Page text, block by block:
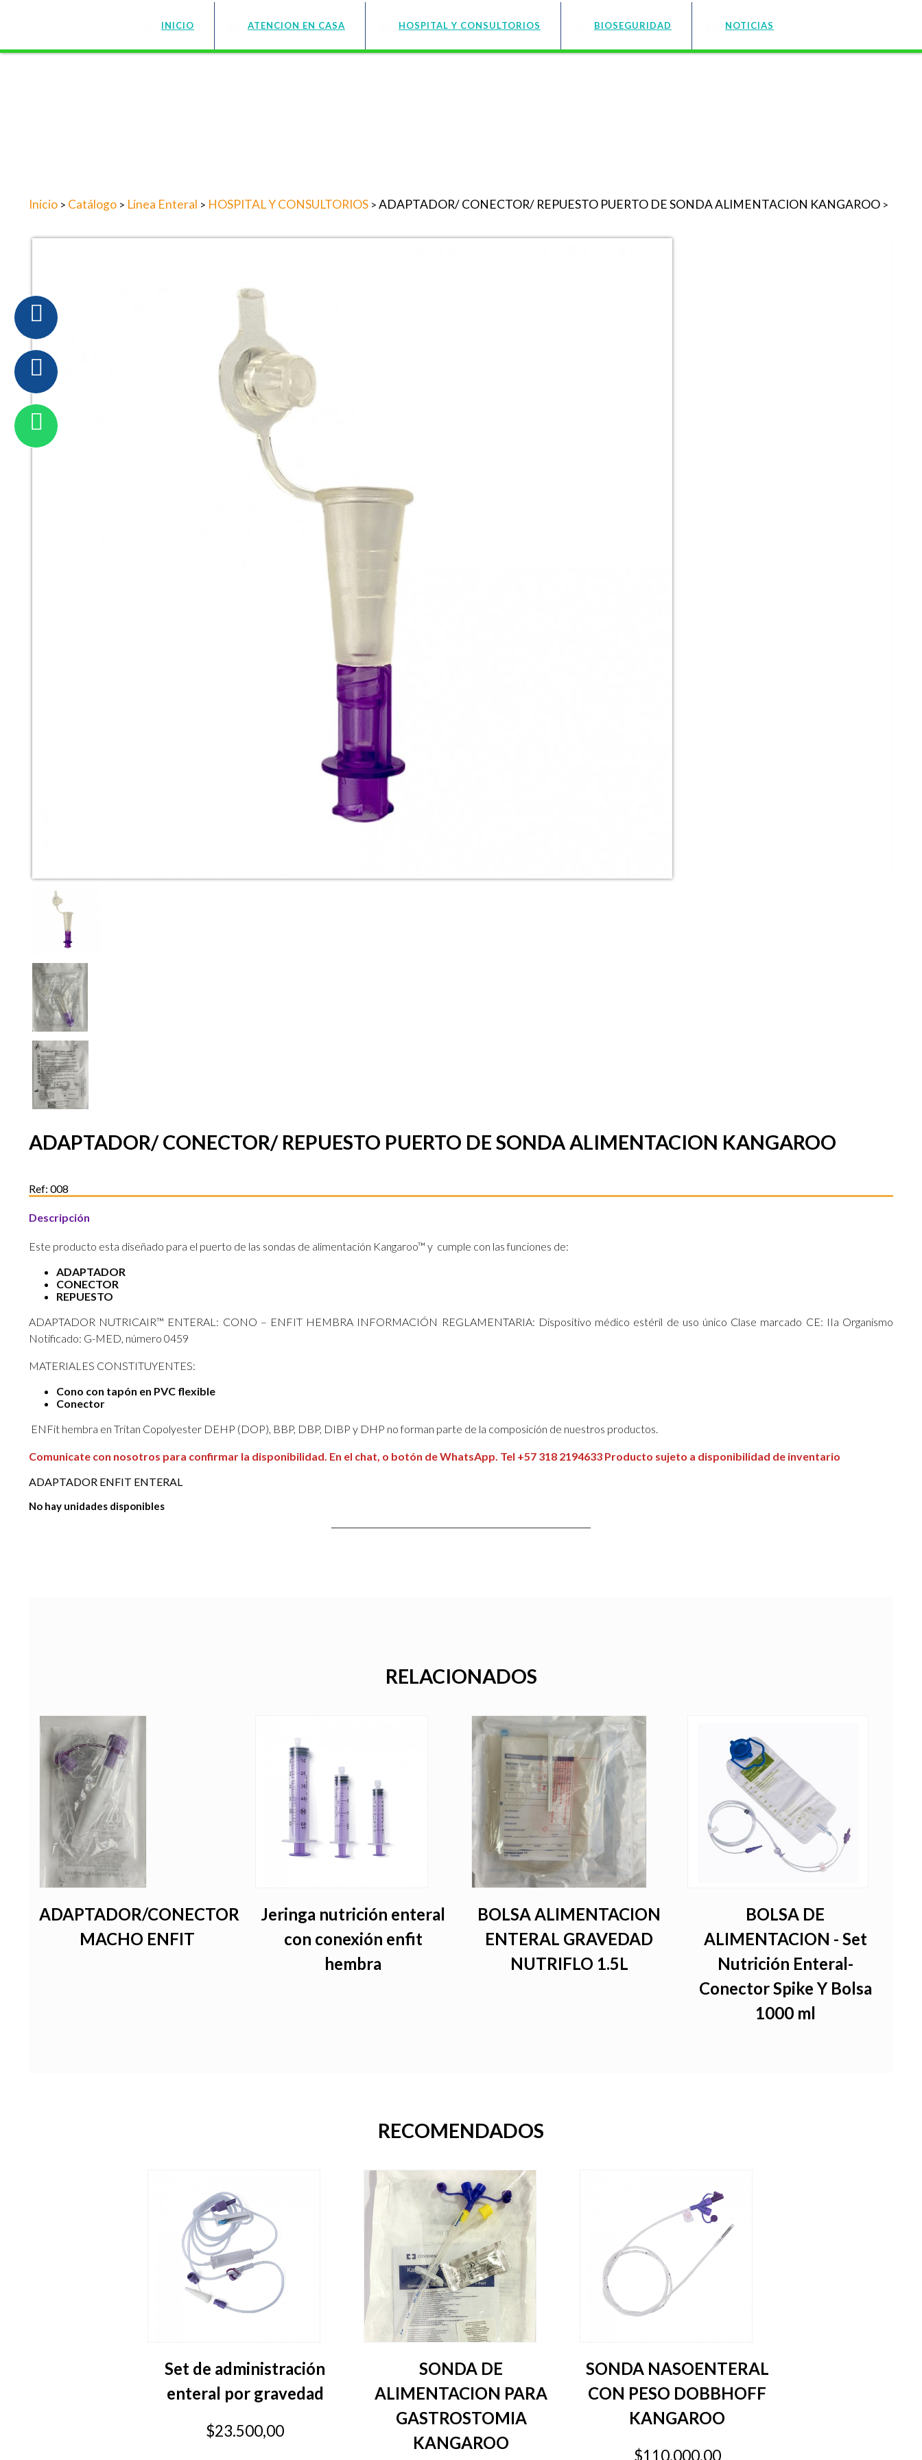
INICIO ATENCION EN CASA HOSPITAL Y CONSULTORIOS BIOSEGURIDAD NOTICIAS
Inicio > Catálogo > Linea Enteral > HOSPITAL Y CONSULTORIOS > ADAPTADOR/ CONECTOR/ REPUESTO PUERTO DE SONDA ALIMENTACION KANGAROO >
ADAPTADOR/ CONECTOR/ REPUESTO PUERTO DE SONDA ALIMENTACION KANGAROO
Ref: 008
Descripción
Este producto esta diseñado para el puerto de las sondas de alimentación Kangaroo™ y cumple con las funciones de:
ADAPTADOR
CONECTOR
REPUESTO
ADAPTADOR NUTRICAIR™ ENTERAL: CONO – ENFIT HEMBRA INFORMACIÓN REGLAMENTARIA: Dispositivo médico estéril de uso único Clase marcado CE: IIa Organismo
Notificado: G-MED, número 0459
MATERIALES CONSTITUYENTES:
Cono con tapón en PVC flexible
Conector
ENFit hembra en Tritan Copolyester DEHP (DOP), BBP, DBP, DIBP y DHP no forman parte de la composición de nuestros productos.
Comunicate con nosotros para confirmar la disponibilidad. En el chat, o botón de WhatsApp. Tel +57 318 2194633 Producto sujeto a disponibilidad de inventario
ADAPTADOR ENFIT ENTERAL
No hay unidades disponibles
RELACIONADOS
ADAPTADOR/CONECTOR
MACHO ENFIT
Jeringa nutrición enteral
con conexión enfit
hembra
BOLSA ALIMENTACION
ENTERAL GRAVEDAD
NUTRIFLO 1.5L
BOLSA DE
ALIMENTACION - Set
Nutrición Enteral-
Conector Spike Y Bolsa
1000 ml
RECOMENDADOS
Set de administración
enteral por gravedad
$23.500,00
SONDA DE
ALIMENTACION PARA
GASTROSTOMIA
KANGAROO
SONDA NASOENTERAL
CON PESO DOBBHOFF
KANGAROO
$110.000,00